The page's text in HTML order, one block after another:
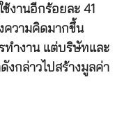
งานอีกร้อยละ 41
ความคิดมากขึ้น
ทำงาน แต่บริษัทและ
งกล่าวไปสร้างมูลค่า